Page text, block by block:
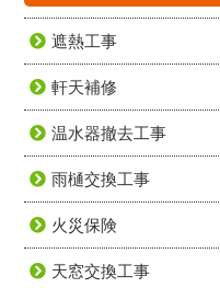
遮熱工事
軒天補修
温水器撤去工事
雨樋交換工事
火災保険
天窓交換工事